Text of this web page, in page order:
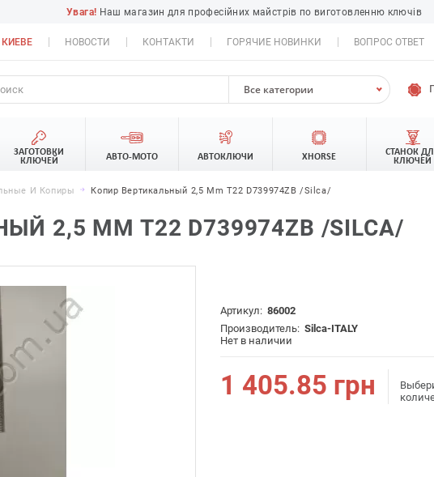
Увага! Наш магазин для професійних майстрів по виготовленню ключів
НОВОСТИ КОНТАКТИ ГОРЯЧИЕ НОВИНКИ ВОПРОС ОТВЕТ
Все категории
ЗАГОТОВКИ
КЛЮЧЕЙ
АВТО-МОТО АВТОКЛЮЧИ XHORSE
СТАНОК
КЛЮЧЕЙ
И Копиры Копир Вертикальный 2,5 Mm T22 D739974ZB /Silca/
2,5 MM T22 D739974ZB /SILCA/
Артикул: 86002
Производитель: Silca-ITALY
Нет в наличии
1 405.85 грн